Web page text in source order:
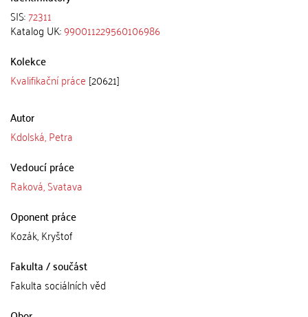
SIS:72311
Katalog UK:990011229560106986
Kolekce
Kvalifikační práce [20621]
Autor
Kdolská, Petra
Vedoucí práce
Raková, Svatava
Oponent práce
Kozák, Kryštof
Fakulta / součást
Fakulta sociálních věd